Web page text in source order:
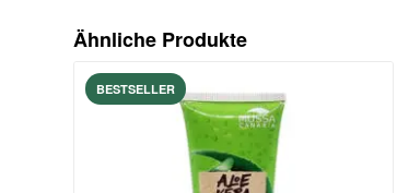
Ähnliche Produkte